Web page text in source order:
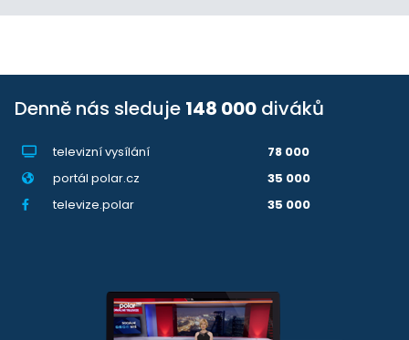
Denně nás sleduje 148 000 diváků
televizní vysílání
78 000
portál polar.cz
35 000
televize.polar
35 000